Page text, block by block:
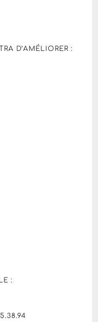
D’AMÉLIORER :
: